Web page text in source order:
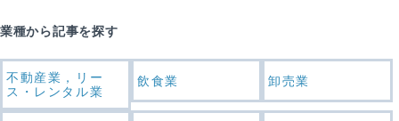
業種から記事を探す
不動産業，リー
ス・レンタル業
飲食業 卸売業